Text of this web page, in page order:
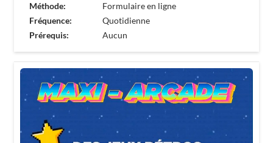
Méthode:
Formulaire en ligne
Fréquence:
Quotidienne
Prérequis:
Aucun